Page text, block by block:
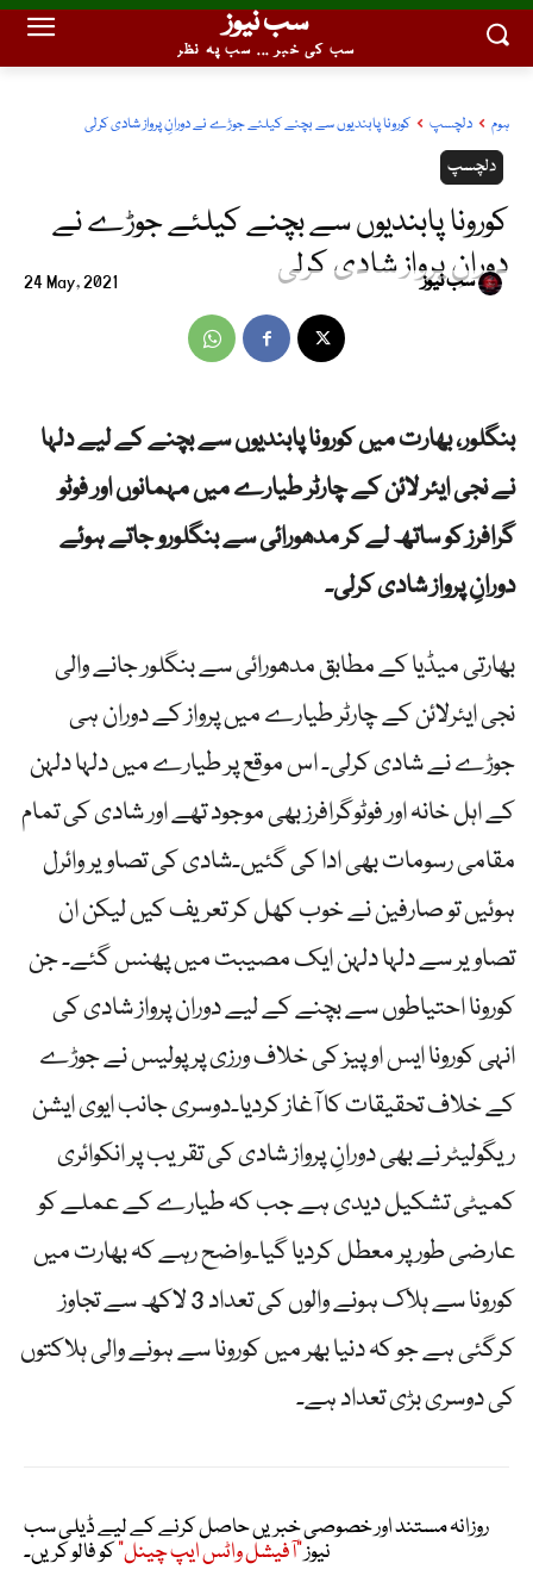
سب نیوز
سب کی خبر ... سب پہ نظر
ہوم دلچسپ کورونا پابندیوں سے بچنے کیلئے جوڑے نے دورانِ پرواز شادی کرلی
دلچسپ
کورونا پابندیوں سے بچنے کیلئے جوڑے نے
دورانِ پرواز شادی کرلی
24 May, 2021 سب نیوز
بنگلور، بھارت میں کورونا پابندیوں سے بچنے کے لیے دلہا
نے نجی ایئر لائن کے چارٹر طیارے میں مہمانوں اور فوٹو
گرافرز کو ساتھ لے کر مدھورائی سے بنگلورو جاتے ہوئے
دورانِ پرواز شادی کرلی۔
بھارتی میڈیا کے مطابق مدھورائی سے بنگلور جانے والی
نجی ایئرلائن کے چارٹر طیارے میں پرواز کے دوران ہی
جوڑے نے شادی کرلی۔ اس موقع پر طیارے میں دلہا دلہن
کے اہل خانہ اور فوٹوگرافرز بھی موجود تھے اور شادی کی تمام
مقامی رسومات بھی ادا کی گئیں۔شادی کی تصاویر وائرل
ہوئیں تو صارفین نے خوب کھل کر تعریف کیں لیکن ان
تصاویر سے دلہا دلہن ایک مصیبت میں پھنس گئے۔ جن
کورونا احتیاطوں سے بچنے کے لیے دوران پرواز شادی کی
انہی کورونا ایس اوپیز کی خلاف ورزی پر پولیس نے جوڑے
کے خلاف تحقیقات کا آغاز کردیا۔دوسری جانب ایوی ایشن
ریگولیٹر نے بھی دورانِ پرواز شادی کی تقریب پر انکوائری
کمیٹی تشکیل دیدی ہے جب کہ طیارے کے عملے کو
عارضی طور پر معطل کردیا گیا۔واضح رہے کہ بھارت میں
کورونا سے ہلاک ہونے والوں کی تعداد 3 لاکھ سے تجاوز
کرگئی ہے جو کہ دنیا بھر میں کورونا سے ہونے والی ہلاکتوں
کی دوسری بڑی تعداد ہے۔
روزانہ مستند اور خصوصی خبریں حاصل کرنے کے لیے ڈیلی سب
نیوز"آفیشل واٹس ایپ چینل"کو فالو کریں۔